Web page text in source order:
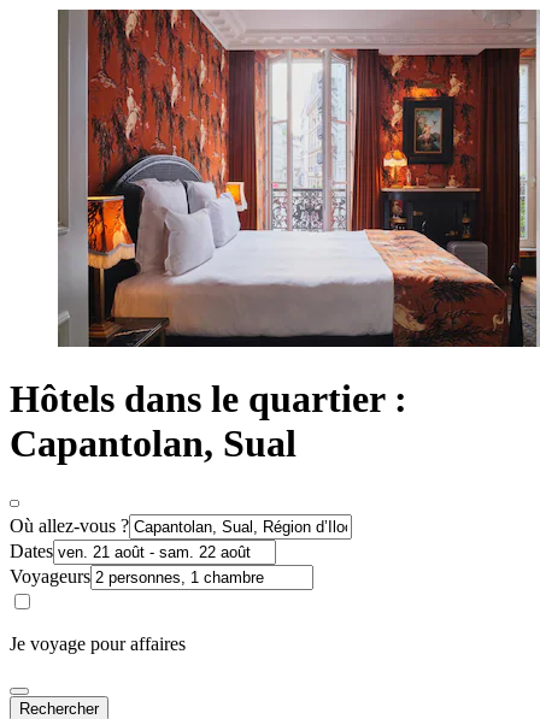
Hôtels dans le quartier :
Capantolan, Sual
Où allez-vous ?
Dates
Voyageurs
Je voyage pour affaires
Rechercher